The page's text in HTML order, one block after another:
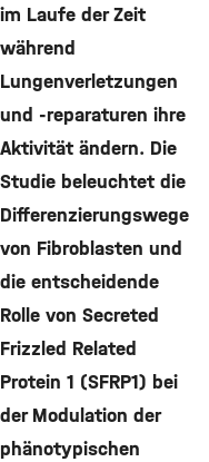
im Laufe der Zeit
während
Lungenverletzungen
und -reparaturen ihre
Aktivität ändern. Die
Studie beleuchtet die
Differenzierungswege
von Fibroblasten und
die entscheidende
Rolle von Secreted
Frizzled Related
Protein 1 (SFRP1) bei
der Modulation der
phänotypischen